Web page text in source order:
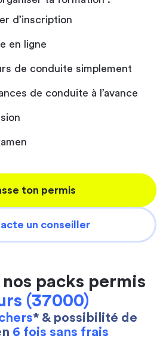
d’inscription
en ligne
de conduite simplement
de conduite à l’avance
ton permis
un conseiller
packs permis
(37000)
* & possibilité de
6 fois sans frais